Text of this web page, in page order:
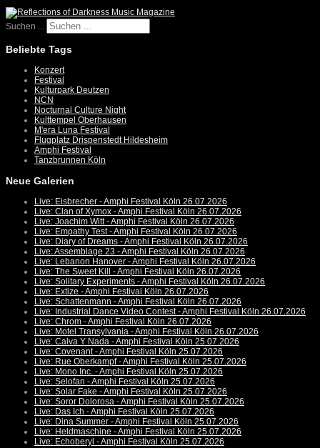
Suchen ...
Beliebte Tags
Konzert
Festival
Kulturpark Deutzen
NCN
Nocturnal Culture Night
Kulttempel Oberhausen
M'era Luna Festival
Flugplatz Drispenstedt Hildesheim
Amphi Festival
Tanzbrunnen Köln
Neue Galerien
Live: Eisbrecher - Amphi Festival Köln 26.07.2026
Live: Clan of Xymox - Amphi Festival Köln 26.07.2026
Live: Joachim Witt - Amphi Festival Köln 26.07.2026
Live: Empathy Test - Amphi Festival Köln 26.07.2026
Live: Diary of Dreams - Amphi Festival Köln 26.07.2026
Live: Assemblage 23 - Amphi Festival Köln 26.07.2026
Live: Lebanon Hanover - Amphi Festival Köln 26.07.2026
Live: The Sweet Kill - Amphi Festival Köln 26.07.2026
Live: Solitary Experiments - Amphi Festival Köln 26.07.2026
Live: Extize - Amphi Festival Köln 26.07.2026
Live: Schattenmann - Amphi Festival Köln 26.07.2026
Live: Industrial Dance Video Contest - Amphi Festival Köln 26.07.2026
Live: Chrom - Amphi Festival Köln 26.07.2026
Live: Motel Transylvania - Amphi Festival Köln 26.07.2026
Live: Calva Y Nada - Amphi Festival Köln 25.07.2026
Live: Covenant - Amphi Festival Köln 25.07.2026
Live: Rue Oberkampf - Amphi Festival Köln 25.07.2026
Live: Mono Inc. - Amphi Festival Köln 25.07.2026
Live: Selofan - Amphi Festival Köln 25.07.2026
Live: Solar Fake - Amphi Festival Köln 25.07.2026
Live: Soror Dolorosa - Amphi Festival Köln 25.07.2026
Live: Das Ich - Amphi Festival Köln 25.07.2026
Live: Dina Summer - Amphi Festival Köln 25.07.2026
Live: Heldmaschine - Amphi Festival Köln 25.07.2026
Live: Echoberyl - Amphi Festival Köln 25.07.2026